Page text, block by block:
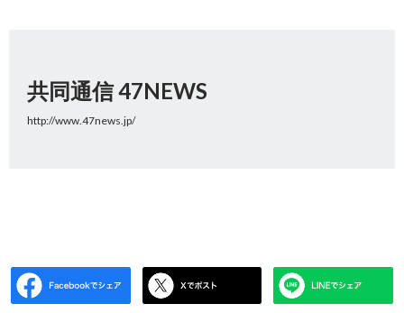
共同通信 47NEWS
http://www.47news.jp/